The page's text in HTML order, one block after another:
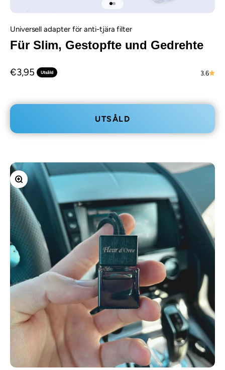
Universell adapter för anti-tjära filter
Für Slim, Gestopfte und Gedrehte
REA-pris
€3,95 Utsåld 3.6
UTSÅLD
Zooma